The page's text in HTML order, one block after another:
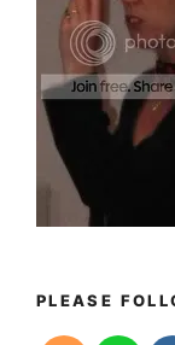
PLEASE